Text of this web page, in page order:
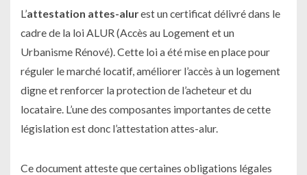
L’attestation attes-alurest un certificat délivré dans le
cadre de la loi ALUR (Accès au Logement et un
Urbanisme Rénové). Cette loi a été mise en place pour
réguler le marché locatif, améliorer l’accès à un logement
digne et renforcer la protection de l’acheteur et du
locataire. L’une des composantes importantes de cette
législation est donc l’attestation attes-alur.
Ce document atteste que certaines obligations légales